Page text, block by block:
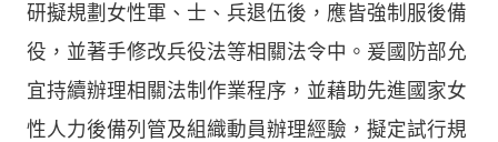
研擬規劃女性軍、士、兵退伍後，應皆強制服後備
役，並著手修改兵役法等相關法令中。爰國防部允
宜持續辦理相關法制作業程序，並藉助先進國家女
性人力後備列管及組織動員辦理經驗，擬定試行規